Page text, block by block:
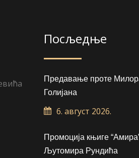
Посљедње
Предавање проте
Голијана
6. август 2026.
Промоција књиге
Љутомира Рундића